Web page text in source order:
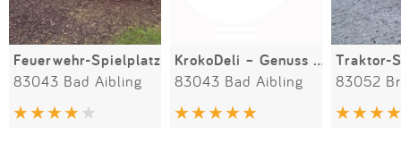
Feuerwehr-Spielplatz
83043 Bad Aibling
KrokoDeli – Genuss und Spiel
83043 Bad Aibling
Traktor-
83052